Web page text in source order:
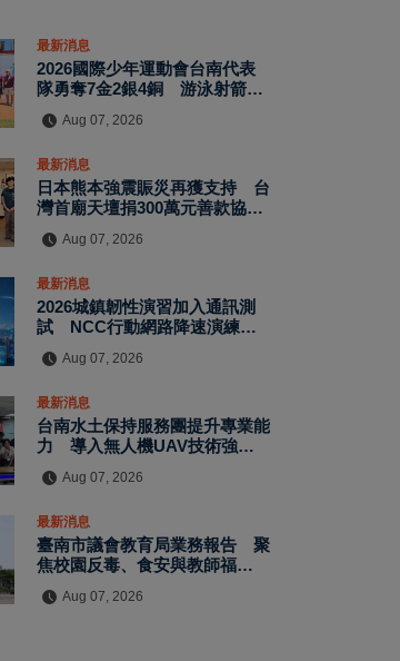
最新消息
2026國際少年運動會台南代表
隊勇奪7金2銀4銅 游泳射箭籃
Aug 07, 2026
最新消息
日本熊本強震賑災再獲支持 台
灣首廟天壇捐300萬元善款協助
Aug 07, 2026
最新消息
2026城鎮韌性演習加入通訊測
試 NCC行動網路降速演練驗
Aug 07, 2026
最新消息
台南水土保持服務團提升專業能
力 導入無人機UAV技術強化
Aug 07, 2026
最新消息
臺南市議會教育局業務報告 聚
焦校園反毒、食安與教師福利
Aug 07, 2026